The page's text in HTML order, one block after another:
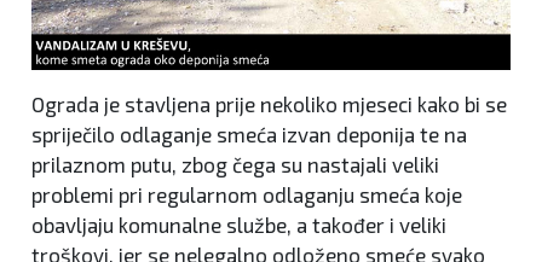
Ograda je stavljena prije nekoliko mjeseci kako bi se
spriječilo odlaganje smeća izvan deponija te na
prilaznom putu, zbog čega su nastajali veliki
problemi pri regularnom odlaganju smeća koje
obavljaju komunalne službe, a također i veliki
troškovi, jer se nelegalno odloženo smeće svako